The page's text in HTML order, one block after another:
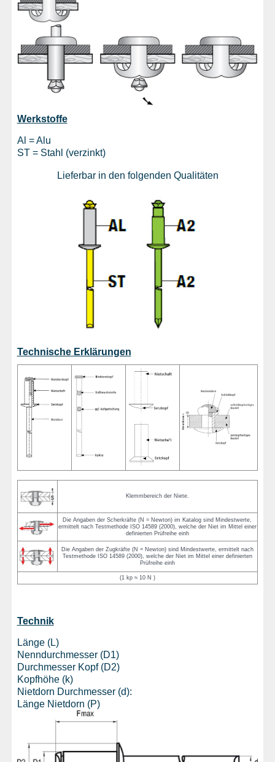
Werkstoffe
Al = Alu
ST = Stahl (verzinkt)
Lieferbar in den folgenden Qualitäten
Technische Erklärungen
Klemmbereich der Niete.
Die Angaben der Scherkräfte (N = Newton) im Katalog sind Mindestwerte,
ermittelt nach Testmethode ISO 14589 (2000), welche der Niet im Mittel einer
definierten Prüfreihe einh
Die Angaben der Zugkräfte (N = Newton) sind Mindestwerte, ermittelt nach
Testmethode ISO 14589 (2000), welche der Niet im Mittel einer definierten
Prüfreihe einh
(1 kp ≈ 10 N )
Technik
Länge (L)
Nenndurchmesser (D1)
Durchmesser Kopf (D2)
Kopfhöhe (k)
Nietdorn Durchmesser (d):
Länge Nietdorn (P)